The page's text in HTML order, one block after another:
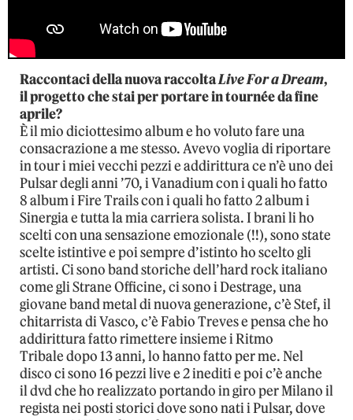
Raccontaci della nuova raccoltaLive For a Dream,
il progetto che stai per portare in tournée da fine
aprile?
È il mio diciottesimo album e ho voluto fare una
consacrazione a me stesso. Avevo voglia di riportare
in tour i miei vecchi pezzi e addirittura ce n’è uno dei
Pulsar degli anni ’70, i Vanadium con i quali ho fatto
8 album i Fire Trails con i quali ho fatto 2 album i
Sinergia e tutta la mia carriera solista. I brani li ho
scelti con una sensazione emozionale (!!), sono state
scelte istintive e poi sempre d’istinto ho scelto gli
artisti. Ci sono band storiche dell’hard rock italiano
come gli Strane Officine, ci sono i Destrage, una
giovane band metal di nuova generazione, c’è Stef, il
chitarrista di Vasco, c’è Fabio Treves e pensa che ho
addirittura fatto rimettere insieme i Ritmo
Tribale dopo 13 anni, lo hanno fatto per me. Nel
disco ci sono 16 pezzi live e 2 inediti e poi c’è anche
il dvd che ho realizzato portando in giro per Milano il
regista nei posti storici dove sono nati i Pulsar, dove